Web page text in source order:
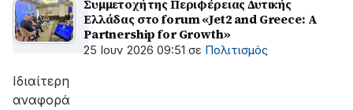
Συμμετοχή της Περιφέρειας Δυτικής
Ελλάδας στο forum «Jet2 and Greece: A
Partnership for Growth»
25 Ιουν 2026 09:51 σε Πολιτισμός
Ιδιαίτερη
αναφορά